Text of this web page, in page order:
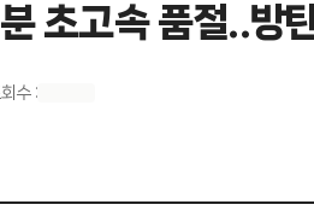
초고속 품절..방
수: